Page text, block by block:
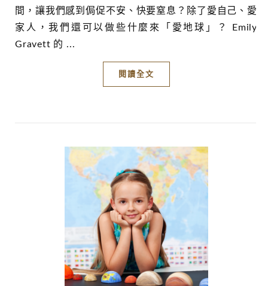
間，讓我們感到侷促不安、快要窒息？除了愛自己、愛
家人，我們還可以做些什麼來「愛地球」？ Emily
Gravett 的 ...
閱讀全文